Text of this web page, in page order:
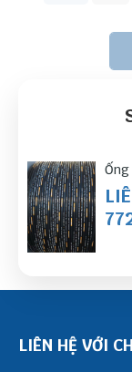
LIÊN HỆ VỚI